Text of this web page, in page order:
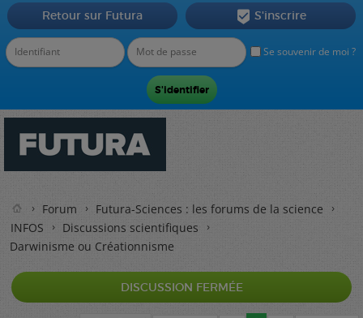
Se souvenir de moi ?
Retour sur Futura  S'inscrire
Forum
Futura-Sciences : les forums de la science
INFOS
Discussions scientifiques
Darwinisme ou Créationnisme
DISCUSSION FERMÉE